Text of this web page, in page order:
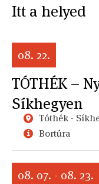
Itt a helyed
08. 22.
TÓTHÉK –
Síkhegyen
Tóthék -
Bortúra
08. 07. - 08. 23.